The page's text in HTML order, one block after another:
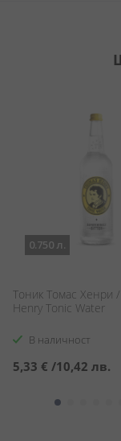
0.750 л.
Тоник Томас Хенри
Henry Tonic Water
В наличност
5,33 € /10,42 лв.